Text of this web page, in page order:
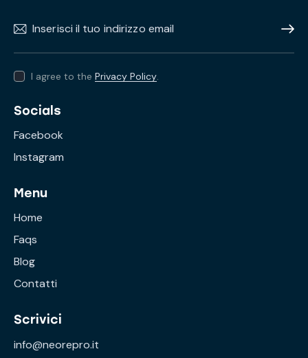
I agree to the Privacy Policy.
Socials
Facebook
Instagram
Menu
Home
Faqs
Blog
Contatti
Scrivici
info@neorepro.it